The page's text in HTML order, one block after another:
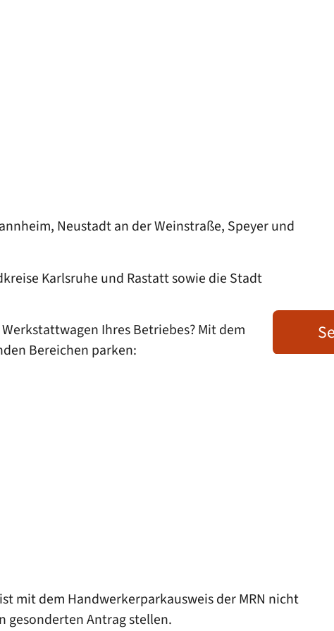
Neustadt an der Weinstraße, Speyer und
Karlsruhe und Rastatt sowie die Stadt
Ihres Betriebes? Mit dem
Bereichen parken:
mit dem Handwerkerparkausweis der MRN nicht
gesonderten Antrag stellen.